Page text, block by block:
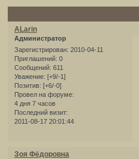
ALarin
Администратор
Зарегистрирован: 2010-04-11
Приглашений: 0
Сообщений: 611
Уважение: [+9/-1]
Позитив: [+6/-0]
Провел на форуме:
4 дня 7 часов
Последний визит:
2011-08-17 20:01:44
Зоя Фёдоровна